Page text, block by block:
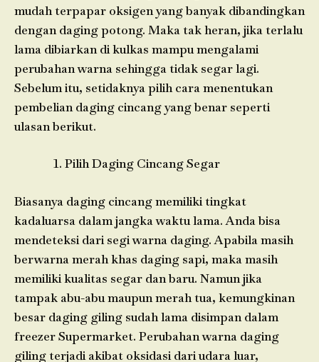
mudah terpapar oksigen yang banyak dibandingkan
dengan daging potong. Maka tak heran, jika terlalu
lama dibiarkan di kulkas mampu mengalami
perubahan warna sehingga tidak segar lagi.
Sebelum itu, setidaknya pilih cara menentukan
pembelian daging cincang yang benar seperti
ulasan berikut.
Pilih Daging Cincang Segar
Biasanya daging cincang memiliki tingkat
kadaluarsa dalam jangka waktu lama. Anda bisa
mendeteksi dari segi warna daging. Apabila masih
berwarna merah khas daging sapi, maka masih
memiliki kualitas segar dan baru. Namun jika
tampak abu-abu maupun merah tua, kemungkinan
besar daging giling sudah lama disimpan dalam
freezer Supermarket. Perubahan warna daging
giling terjadi akibat oksidasi dari udara luar,